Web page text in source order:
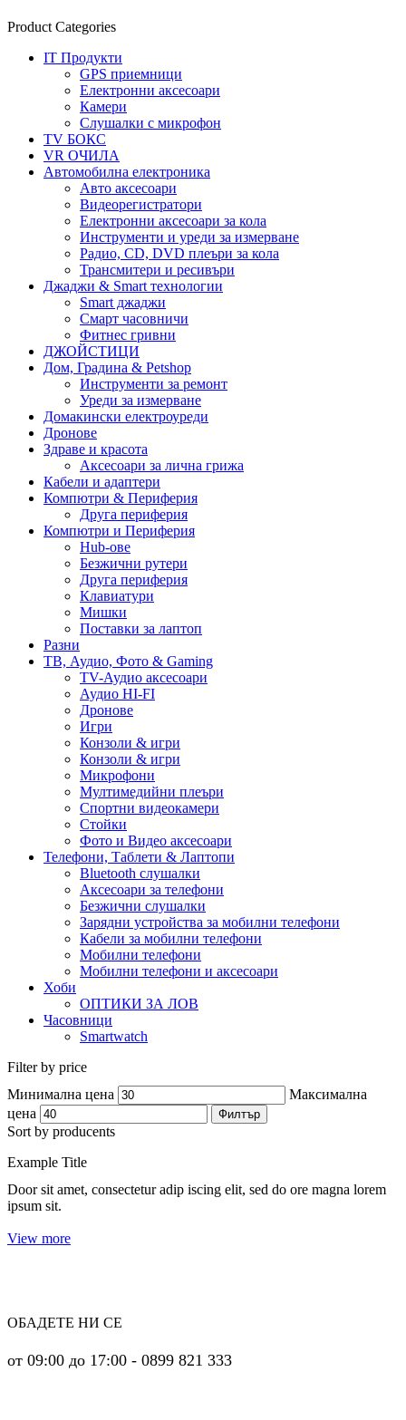
Product Categories
IT Продукти
GPS приемници
Електронни аксесоари
Камери
Слушалки с микрофон
TV БОКС
VR ОЧИЛА
Автомобилна електроника
Авто аксесоари
Видеорегистратори
Електронни аксесоари за кола
Инструменти и уреди за измерване
Радио, CD, DVD плеъри за кола
Трансмитери и ресивъри
Джаджи & Smart технологии
Smart джаджи
Смарт часовничи
Фитнес гривни
ДЖОЙСТИЦИ
Дом, Градина & Petshop
Инструменти за ремонт
Уреди за измерване
Домакински електроуреди
Дронове
Здраве и красота
Аксесоари за лична грижа
Кабели и адаптери
Компютри & Периферия
Друга периферия
Компютри и Периферия
Hub-ове
Безжични рутери
Друга периферия
Клавиатури
Мишки
Поставки за лаптоп
Разни
ТВ, Аудио, Фото & Gaming
TV-Аудио аксесоари
Аудио HI-FI
Дронове
Игри
Конзоли & игри
Конзоли & игри
Микрофони
Мултимедийни плеъри
Спортни видеокамери
Стойки
Фото и Видео аксесоари
Телефони, Таблети & Лаптопи
Bluetooth слушалки
Аксесоари за телефони
Безжични слушалки
Зарядни устройства за мобилни телефони
Кабели за мобилни телефони
Мобилни телефони
Мобилни телефони и аксесоари
Хоби
ОПТИКИ ЗА ЛОВ
Часовници
Smartwatch
Filter by price
Минимална цена
Максимална
цена
Филтър
Sort by producents
Example Title
Door sit amet, consectetur adip iscing elit, sed do ore magna lorem
ipsum sit.
View more
ОБАДЕТЕ НИ СЕ
от 09:00 до 17:00 - 0899 821 333